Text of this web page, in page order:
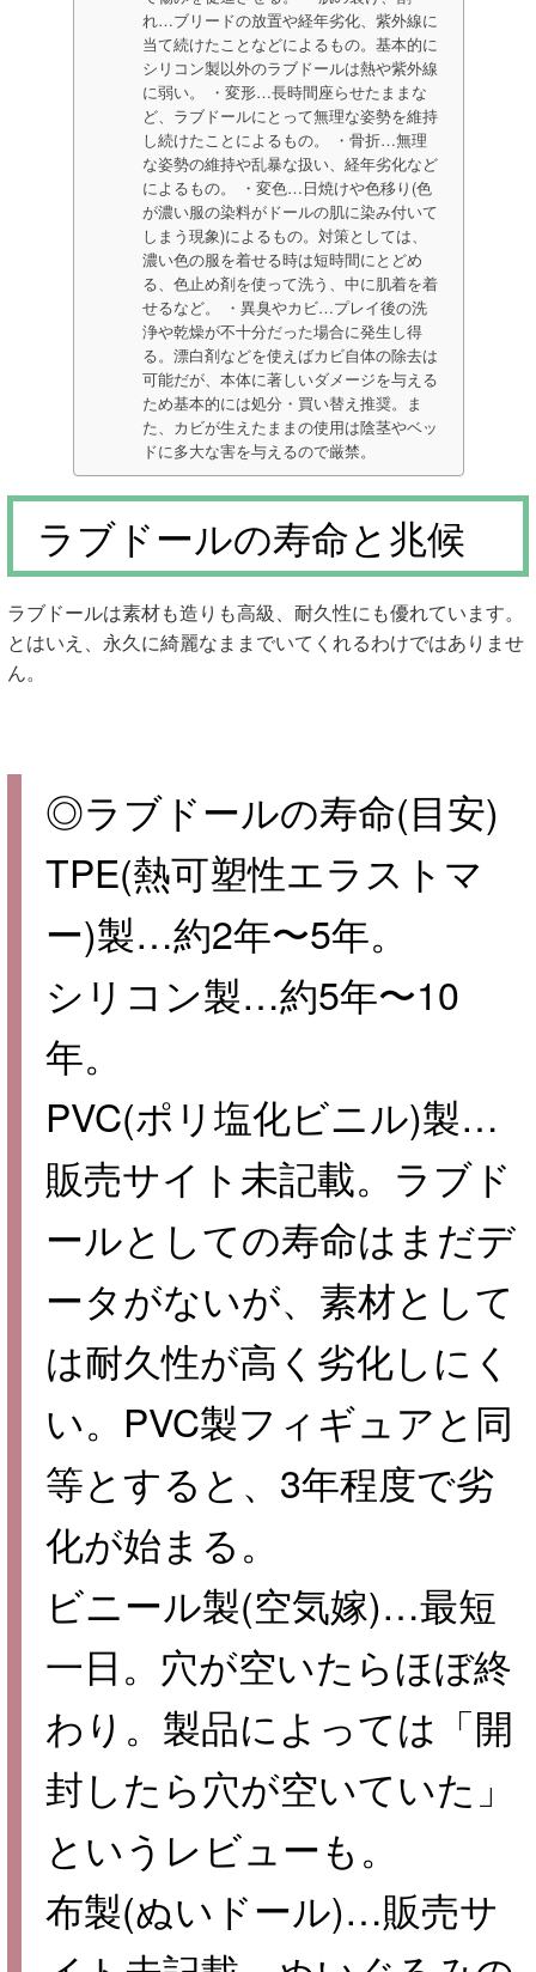
れ…ブリードの放置や経年劣化、紫外線に
当て続けたことなどによるもの。基本的に
シリコン製以外のラブドールは熱や紫外線
に弱い。 ・変形…長時間座らせたままな
ど、ラブドールにとって無理な姿勢を維持
し続けたことによるもの。 ・骨折…無理
な姿勢の維持や乱暴な扱い、経年劣化など
によるもの。 ・変色…日焼けや色移り(色
が濃い服の染料がドールの肌に染み付いて
しまう現象)によるもの。対策としては、
濃い色の服を着せる時は短時間にとどめ
る、色止め剤を使って洗う、中に肌着を着
せるなど。 ・異臭やカビ…プレイ後の洗
浄や乾燥が不十分だった場合に発生し得
る。漂白剤などを使えばカビ自体の除去は
可能だが、本体に著しいダメージを与える
ため基本的には処分・買い替え推奨。ま
た、カビが生えたままの使用は陰茎やベッ
ドに多大な害を与えるので厳禁。
ラブドールの寿命と兆候
ラブドールは素材も造りも高級、耐久性にも優れています。
とはいえ、永久に綺麗なままでいてくれるわけではありませ
ん。
◎ラブドールの寿命(目安)
TPE(熱可塑性エラストマ
ー)製…約2年〜5年。
シリコン製…約5年〜10
年。
PVC(ポリ塩化ビニル)製…
販売サイト未記載。ラブド
ールとしての寿命はまだデ
ータがないが、素材として
は耐久性が高く劣化しにく
い。PVC製フィギュアと同
等とすると、3年程度で劣
化が始まる。
ビニール製(空気嫁)…最短
一日。穴が空いたらほぼ終
わり。製品によっては「開
封したら穴が空いていた」
というレビューも。
布製(ぬいドール)…販売サ